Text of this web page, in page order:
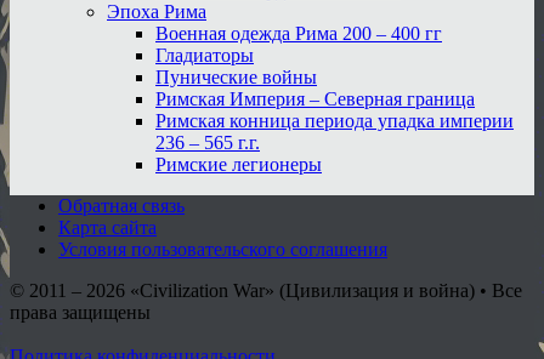
Эпоха Рима
Военная одежда Рима 200 – 400 гг
Гладиаторы
Пунические войны
Римская Империя – Северная граница
Римская конница периода упадка империи
236 – 565 г.г.
Римские легионеры
Обратная связь
Карта сайта
Условия пользовательского соглашения
© 2011 – 2026 «Civilization War» (Цивилизация и война) • Все
права защищены